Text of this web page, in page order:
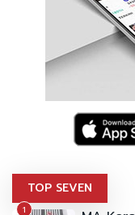
TOP SEVEN
1